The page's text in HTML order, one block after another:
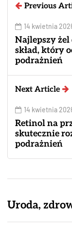
Previous
14 kwietnia
Najlepszy
skład, który
podrażnień
Next Article
14 kwietnia
Retinol na
skutecznie
podrażnień
Uroda,